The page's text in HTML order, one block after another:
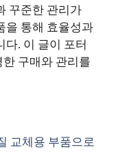
꾸준한 관리가
을 통해 효율성과
다. 이 글이 포터
구매와 관리를
교체용 부품으로